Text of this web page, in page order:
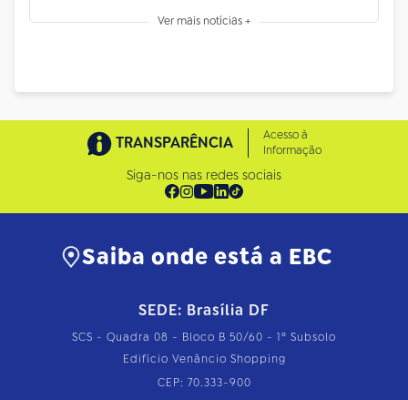
Ver mais notícias +
TRANSPARÊNCIA
Acesso à
Informação
Siga-nos nas redes sociais
Saiba onde está a EBC
SEDE: Brasília DF
SCS - Quadra 08 - Bloco B 50/60 - 1º Subsolo
Edifício Venâncio Shopping
CEP: 70.333-900